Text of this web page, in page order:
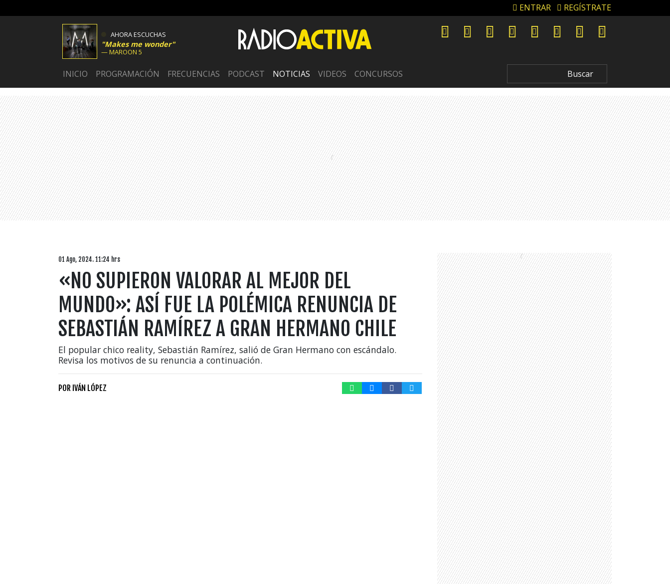
ENTRAR REGÍSTRATE
AHORA ESCUCHAS
Makes me wonder
MAROON 5
INICIO PROGRAMACIÓN FRECUENCIAS PODCAST NOTICIAS VIDEOS CONCURSOS
01 Ago, 2024. 11:24 hrs
«NO SUPIERON VALORAR AL MEJOR DEL
MUNDO»: ASÍ FUE LA POLÉMICA RENUNCIA DE
SEBASTIÁN RAMÍREZ A GRAN HERMANO CHILE
El popular chico reality, Sebastián Ramírez, salió de Gran Hermano con escándalo.
Revisa los motivos de su renuncia a continuación.
POR IVÁN LÓPEZ